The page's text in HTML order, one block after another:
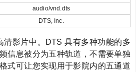
audio/vnd.dts
DTS, Inc.
清影片中。DTS 具有多种功能的多
信息被分为五种轨道，不需要单独
式可让您实现用于影院内的五通道